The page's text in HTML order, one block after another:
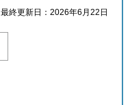
最終更新日：2026年6月22日